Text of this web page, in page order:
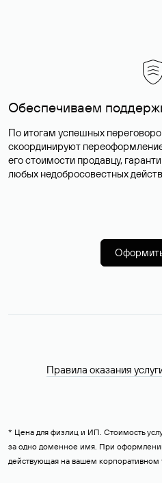
Обеспечиваем
По итогам успешных
скоординируют
его стоимости продавцу,
любых недобросовестных
Правила оказания
* Цена для физлиц и ИП. Стоимость
за одно доменное имя. При
действующая на вашем корпоративном